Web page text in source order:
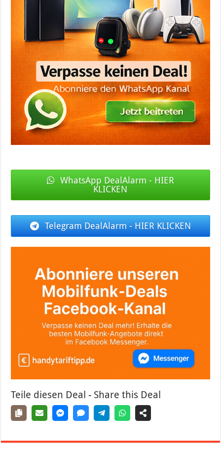
WhatsApp DealAlarm - HIER
KLICKEN
Telegram DealAlarm - HIER KLICKEN
Teile diesen Deal - Share this Deal